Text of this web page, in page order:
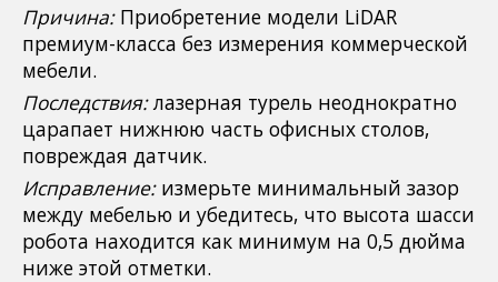
Причина: Приобретение модели LiDAR
премиум-класса без измерения коммерческой
мебели.
Последствия:лазерная турель неоднократно
царапает нижнюю часть офисных столов,
повреждая датчик.
Исправление: измерьте минимальный зазор
между мебелью и убедитесь, что высота шасси
робота находится как минимум на 0,5 дюйма
ниже этой отметки.